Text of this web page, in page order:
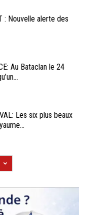
: Nouvelle alerte des
Au Bataclan le 24
Les six plus beaux